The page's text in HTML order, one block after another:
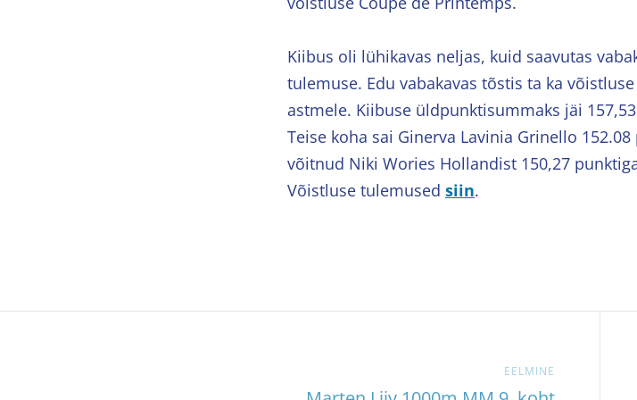
Kiibus oli lühikavas neljas, kuid saavutas
tulemuse. Edu vabakavas tõstis ta ka
astmele. Kiibuse üldpunktisummaks jäi
Teise koha sai Ginerva Lavinia Grinello
võitnud Niki Wories Hollandist 150,27
Võistluse tulemused siin.
EELMINE